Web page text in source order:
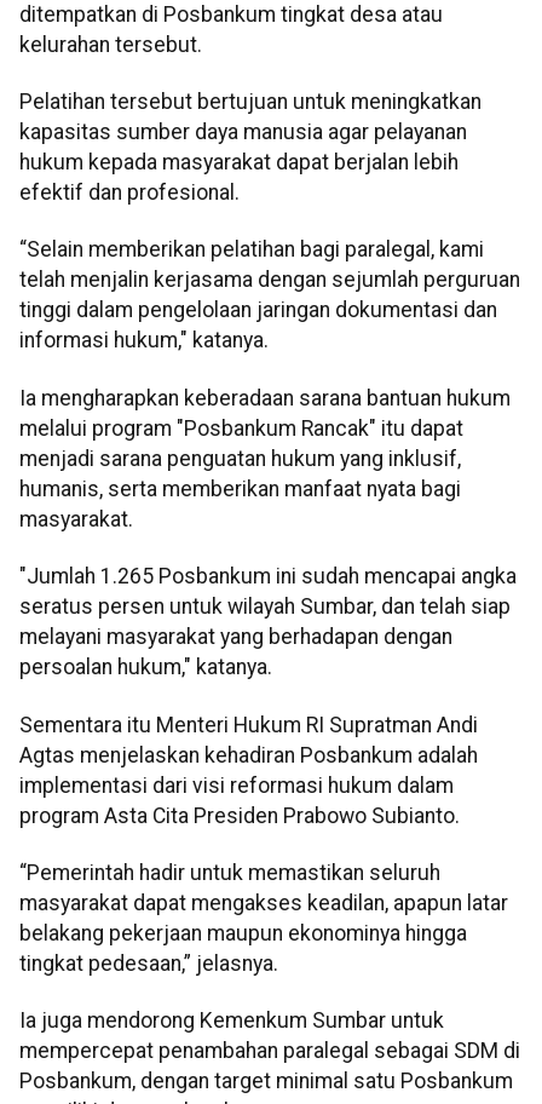
ditempatkan di Posbankum tingkat desa atau
kelurahan tersebut.
Pelatihan tersebut bertujuan untuk meningkatkan
kapasitas sumber daya manusia agar pelayanan
hukum kepada masyarakat dapat berjalan lebih
efektif dan profesional.
“Selain memberikan pelatihan bagi paralegal, kami
telah menjalin kerjasama dengan sejumlah perguruan
tinggi dalam pengelolaan jaringan dokumentasi dan
informasi hukum," katanya.
Ia mengharapkan keberadaan sarana bantuan hukum
melalui program "Posbankum Rancak" itu dapat
menjadi sarana penguatan hukum yang inklusif,
humanis, serta memberikan manfaat nyata bagi
masyarakat.
"Jumlah 1.265 Posbankum ini sudah mencapai angka
seratus persen untuk wilayah Sumbar, dan telah siap
melayani masyarakat yang berhadapan dengan
persoalan hukum," katanya.
Sementara itu Menteri Hukum RI Supratman Andi
Agtas menjelaskan kehadiran Posbankum adalah
implementasi dari visi reformasi hukum dalam
program Asta Cita Presiden Prabowo Subianto.
“Pemerintah hadir untuk memastikan seluruh
masyarakat dapat mengakses keadilan, apapun latar
belakang pekerjaan maupun ekonominya hingga
tingkat pedesaan,” jelasnya.
Ia juga mendorong Kemenkum Sumbar untuk
mempercepat penambahan paralegal sebagai SDM di
Posbankum, dengan target minimal satu Posbankum